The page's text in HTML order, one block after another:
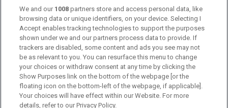
Kontakta oss
Kundtjänst
Sponsor: Rekatochklart
Annonsera på Fotbolldirekt
Redaktionell policy
We and our 1008 partners store and access personal data, like
browsing data or unique identifiers, on your device. Selecting I
Accept enables tracking technologies to support the purposes
shown under we and our partners process data to provide. If
trackers are disabled, some content and ads you see may not
be as relevant to you. You can resurface this menu to change
your choices or withdraw consent at any time by clicking the
Show Purposes link on the bottom of the webpage [or the
floating icon on the bottom-left of the webpage, if applicable].
Your choices will have effect within our Website. For more
details, refer to our Privacy Policy.